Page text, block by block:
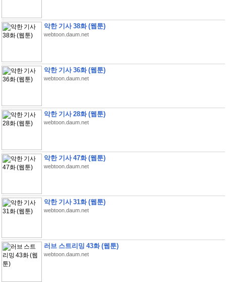
악한 기사 38화 (웹툰)
webtoon.daum.net
악한 기사 36화 (웹툰)
webtoon.daum.net
악한 기사 28화 (웹툰)
webtoon.daum.net
악한 기사 47화 (웹툰)
webtoon.daum.net
악한 기사 31화 (웹툰)
webtoon.daum.net
러브 스트리밍 43화 (웹툰)
webtoon.daum.net